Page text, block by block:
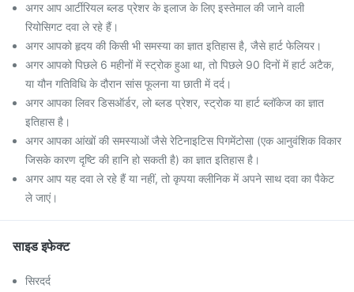
अगर आप आर्टीरियल ब्लड प्रेशर के इलाज के लिए इस्तेमाल की जाने वाली
रियोसिगट दवा ले रहे हैं।
अगर आपको हृदय की किसी भी समस्या का ज्ञात इतिहास है, जैसे हार्ट फेलियर।
अगर आपको पिछले 6 महीनों में स्ट्रोक हुआ था, तो पिछले 90 दिनों में हार्ट अटैक,
या यौन गतिविधि के दौरान सांस फूलना या छाती में दर्द।
अगर आपका लिवर डिसऑर्डर, लो ब्लड प्रेशर, स्ट्रोक या हार्ट ब्लॉकेज का ज्ञात
इतिहास है।
अगर आपका आंखों की समस्याओं जैसे रेटिनाइटिस पिगमेंटोसा (एक आनुवंशिक विकार
जिसके कारण दृष्टि की हानि हो सकती है) का ज्ञात इतिहास है।
अगर आप यह दवा ले रहे हैं या नहीं, तो कृपया क्लीनिक में अपने साथ दवा का पैकेट
ले जाएं।
साइड इफेक्ट
सिरदर्द